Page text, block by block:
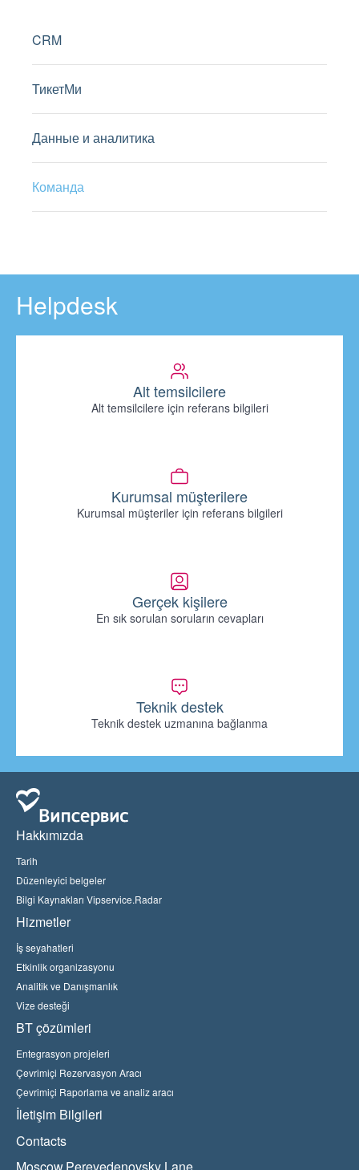
CRM
ТикетМи
Данные и аналитика
Команда
Helpdesk
Alt temsilcilere
Alt temsilcilere için referans bilgileri
Kurumsal müşterilere
Kurumsal müşteriler için referans bilgileri
Gerçek kişilere
En sık sorulan soruların cevapları
Teknik destek
Teknik destek uzmanına bağlanma
Hakkımızda
Tarih
Düzenleyici belgeler
Bilgi Kaynakları Vipservice.Radar
Hizmetler
İş seyahatleri
Etkinlik organizasyonu
Analitik ve Danışmanlık
Vize desteği
BT çözümleri
Entegrasyon projeleri
Çevrimiçi Rezervasyon Aracı
Çevrimiçi Raporlama ve analiz aracı
İletişim Bilgileri
Contacts
Moscow,Perevedenovsky Lane,